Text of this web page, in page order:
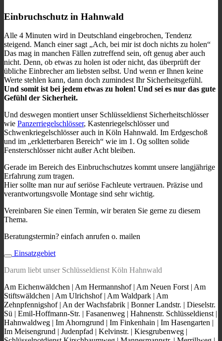
Einbruchschutz in Hahnwald
Alle 4 Minuten wird in Deutschland eingebrochen, Tendenz
steigend. Manch einer sagt „Ach, bei mir ist doch nichts zu holen“
Das mag in manchen Fällen zutreffend sein, oft genug aber auch
nicht. Denn, ob etwas zu holen ist oder nicht, das überprüft der
übliche Einbrecher am liebsten selbst. Und wenn er Ihnen keine
Werte stehlen kann, dann doch zumindest Ihr Sicherheitsgefühl.
Und somit ist bei jedem etwas zu holen! Und sei es nur das gute
Gefühl der Sicherheit.
Und deswegen montiert unser Schlüsseldienst Sicherheitschlösser
wie Panzerriegelschlösser, Kastenriegelschlösser und
Schwenkriegelschlösser auch in Köln Hahnwald. Im Erdgeschoß
und im „erkletterbaren Bereich“ wie im 1. Og sollten solide
Fensterschlösser nicht außer Acht bleiben.
Gerade im Bereich des Einbruchschutzes kommt unsere langjährige
Erfahrung zum tragen.
Hier sollte man nur auf seriöse Fachleute vertrauen. Präzise und
verantwortungsvolle Montage sind sehr wichtig.
Vereinbaren Sie einen Termin, wir beraten Sie gerne zu diesem
Thema.
Beratungstermin? einfach anrufen o. mailen
Einsatzgebiet
Darum liebt unser Schlüsseldienst Köln Hahnwald
Am Eichenwäldchen | Am Hermannshof | Am Neuen Forst | Am
Stiftswäldchen | Am Ulrichshof | Am Waldpark | Am
Zehnpfennigshof | An der Wachsfabrik | Bonner Landstr. | Dieselstr.
Sü | Emil-Hoffmann-Str. | Fasanenweg | Hahnenstr. Schlüsseldienst |
Hahnwaldweg | Im Ahorngrund | Im Finkenhain | Im Hasengarten |
Im Meisengrund | Judenpfad | Kelvinstr. | Kiesgrubenweg |